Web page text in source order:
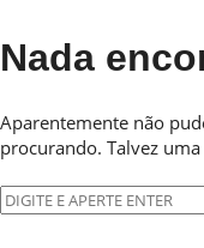
Nada
Aparentemente não
procurando. Talvez
Pesquisar
por: